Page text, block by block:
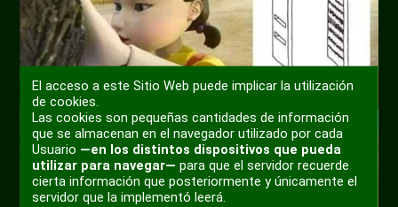
El acceso a este Sitio Web puede implicar la utilización
de cookies.
Las cookies son pequeñas cantidades de información
que se almacenan en el navegador utilizado por cada
Usuario —en los distintos dispositivos que pueda
utilizar para navegar— para que el servidor recuerde
cierta información que posteriormente y únicamente el
servidor que la implementó leerá.